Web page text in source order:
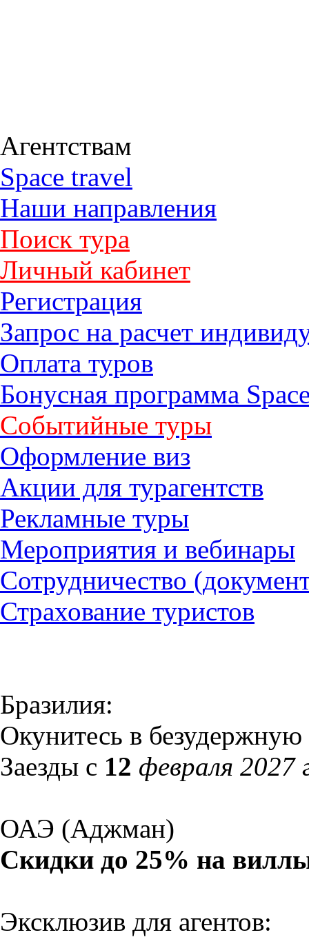
Агентствам
Space travel
Наши направления
Поиск тура
Личный кабинет
Регистрация
Запрос на расчет
Оплата туров
Бонусная программа
Событийные туры
Оформление виз
Акции для турагентств
Рекламные туры
Мероприятия и вебинары
Сотрудничество
Страхование туристов
Бразилия:
Окунитесь в
Заезды с 12 февраля 2027
ОАЭ (Аджман)
Скидки до 25% на
Эксклюзив для агентов: